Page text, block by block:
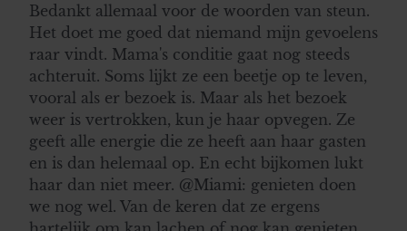
Bedankt allemaal voor de woorden van steun.
Het doet me goed dat niemand mijn gevoelens
raar vindt. Mama's conditie gaat nog steeds
achteruit. Soms lijkt ze een beetje op te leven,
vooral als er bezoek is. Maar als het bezoek
weer is vertrokken, kun je haar opvegen. Ze
geeft alle energie die ze heeft aan haar gasten
en is dan helemaal op. En echt bijkomen lukt
haar dan niet meer. @Miami: genieten doen
we nog wel. Van de keren dat ze ergens